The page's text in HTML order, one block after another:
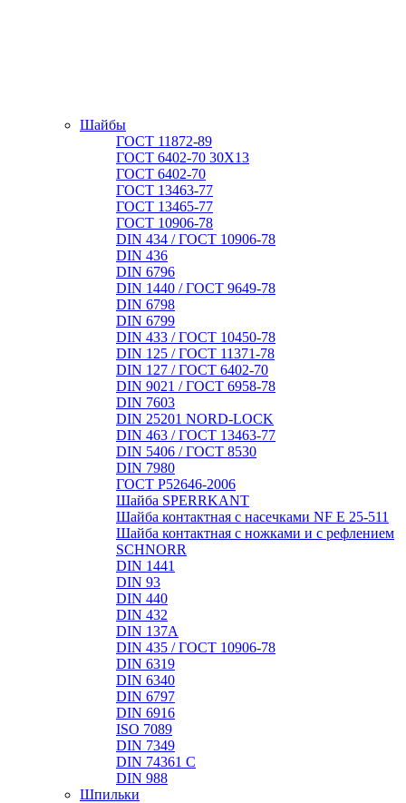
Шайбы
ГОСТ 11872-89
ГОСТ 6402-70 30Х13
ГОСТ 6402-70
ГОСТ 13463-77
ГОСТ 13465-77
ГОСТ 10906-78
DIN 434 / ГОСТ 10906-78
DIN 436
DIN 6796
DIN 1440 / ГОСТ 9649-78
DIN 6798
DIN 6799
DIN 433 / ГОСТ 10450-78
DIN 125 / ГОСТ 11371-78
DIN 127 / ГОСТ 6402-70
DIN 9021 / ГОСТ 6958-78
DIN 7603
DIN 25201 NORD-LOCK
DIN 463 / ГОСТ 13463-77
DIN 5406 / ГОСТ 8530
DIN 7980
ГОСТ Р52646-2006
Шайба SPERRKANT
Шайба контактная с насечками NF E 25-511
Шайба контактная с ножками и с рефлением
SCHNORR
DIN 1441
DIN 93
DIN 440
DIN 432
DIN 137A
DIN 435 / ГОСТ 10906-78
DIN 6319
DIN 6340
DIN 6797
DIN 6916
ISO 7089
DIN 7349
DIN 74361 C
DIN 988
Шпильки